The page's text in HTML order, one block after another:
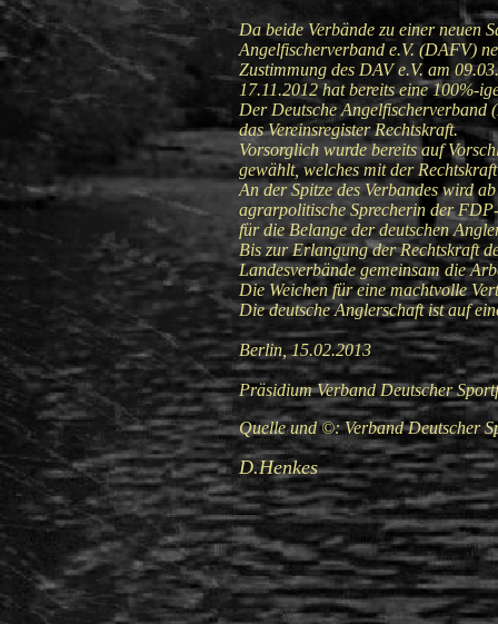
Da beide Verbände zu einer neuen
Angelfischerverband e.V. (DAFV)
Zustimmung des DAV e.V. am
17.11.2012 hat bereits eine 100%-
Der Deutsche Angelfischerverband
das Vereinsregister Rechtskraft.
Vorsorglich wurde bereits auf
gewählt, welches mit der
An der Spitze des Verbandes wird
agrarpolitische Sprecherin der
für die Belange der deutschen
Bis zur Erlangung der Rechtskraft
Landesverbände gemeinsam die
Die Weichen für eine machtvolle
Die deutsche Anglerschaft ist auf
Berlin, 15.02.2013
Präsidium Verband Deutscher
Quelle und©: Verband Deutscher
D.Henkes